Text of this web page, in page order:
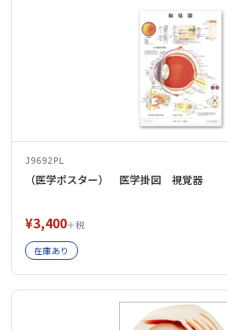
J9692PL
（医学ポスター） 医学掛図 視覚器
¥3,400＋税
在庫あり